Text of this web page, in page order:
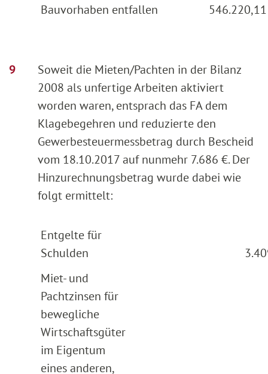
Bauvorhaben entfallen
Soweit die Mieten/Pachten in der Bilanz
2008 als unfertige Arbeiten aktiviert
worden waren, entsprach das FA dem
Klagebegehren und reduzierte den
Gewerbesteuermessbetrag durch Bescheid
vom 18.10.2017 auf nunmehr 7.686 €. Der
Hinzurechnungsbetrag wurde dabei wie
folgt ermittelt:
Entgelte für
Schulden
Miet- und
Pachtzinsen für
bewegliche
Wirtschaftsgüter
im Eigentum
eines anderen,